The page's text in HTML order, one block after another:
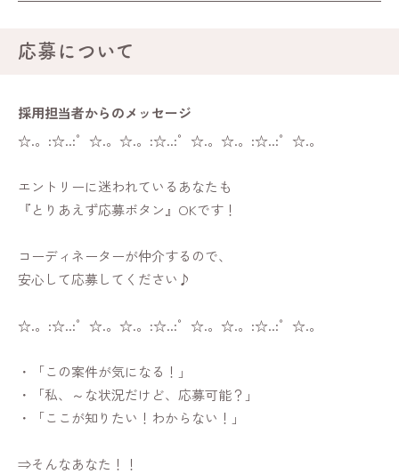
応募について
採用担当者からのメッセージ
☆.。:☆..:゜☆.。☆.。:☆..:゜☆.。☆.。:☆..:゜☆.。
エントリーに迷われているあなたも
『とりあえず応募ボタン』OKです！
コーディネーターが仲介するので、
安心して応募してください♪
☆.。:☆..:゜☆.。☆.。:☆..:゜☆.。☆.。:☆..:゜☆.。
・「この案件が気になる！」
・「私、～な状況だけど、応募可能？」
・「ここが知りたい！わからない！」
⇒そんなあなた！！